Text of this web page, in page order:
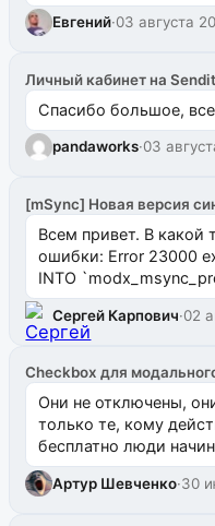
Евгений·03 августа
Личный кабинет на
Спасибо большое,
pandaworks·03
[mSync] Новая версия
Всем привет. В какой
ошибки: Error 23000
INTO
`uuid_1c`) VALUES ...
Сергей Карпович·02
Checkbox для
Они не отключены,
только те, кому
бесплатно люди
Артур Шевченко·30